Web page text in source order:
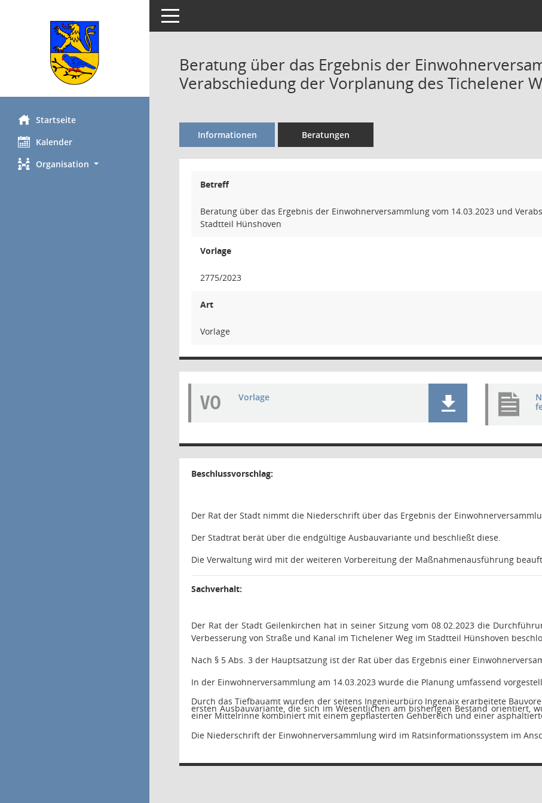
Startseite
Kalender
Organisation
Toggle navigation
Beratung über das Ergebnis der
Verabschiedung der Vorplanung des Tichelener
Informationen Beratungen
Betreff
Beratung über das Ergebnis der Einwohnerversammlung vom 14.03.2023 und
Stadtteil Hünshoven
Vorlage
2775/2023
Art
Vorlage
VO Vorlage
Beschlussvorschlag:
Der Rat der Stadt nimmt die Niederschrift über das Ergebnis der
Der Stadtrat berät über die endgültige Ausbauvariante und beschließt diese.
Die Verwaltung wird mit der weiteren Vorbereitung der Maßnahmenausführung
Sachverhalt:
Der Rat der Stadt Geilenkirchen hat in seiner Sitzung vom 08.02.2023 die
Verbesserung von Straße und Kanal im Tichelener Weg im Stadtteil Hünshoven
Nach § 5 Abs. 3 der Hauptsatzung ist der Rat über das Ergebnis einer
In der Einwohnerversammlung am 14.03.2023 wurde die Planung umfassend
Durch das Tiefbauamt wurden der seitens Ingenieurbüro Ingenaix erarbeitete
ersten Ausbauvariante, die sich im Wesentlichen am bisherigen Bestand orientiert,
einer Mittelrinne kombiniert mit einem gepflasterten Gehbereich und einer
Die Niederschrift der Einwohnerversammlung wird im Ratsinformationssystem im